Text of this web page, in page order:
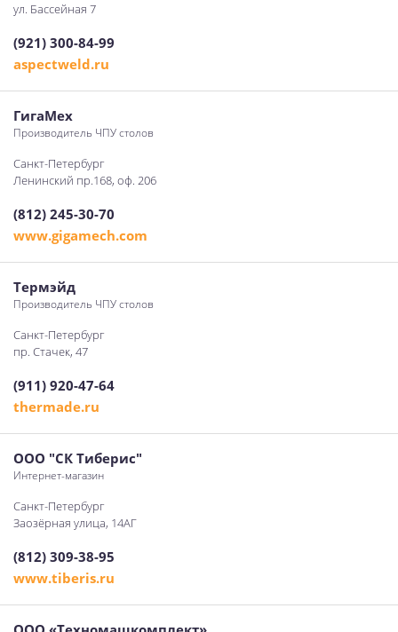
ул. Бассейная 7
(921) 300-84-99
aspectweld.ru
ГигаМех
Производитель ЧПУ столов
Санкт-Петербург
Ленинский пр.168, оф. 206
(812) 245-30-70
www.gigamech.com
Термэйд
Производитель ЧПУ столов
Санкт-Петербург
пр. Стачек, 47
(911) 920-47-64
thermade.ru
ООО "СК Тиберис"
Интернет-магазин
Санкт-Петербург
Заозёрная улица, 14АГ
(812) 309-38-95
www.tiberis.ru